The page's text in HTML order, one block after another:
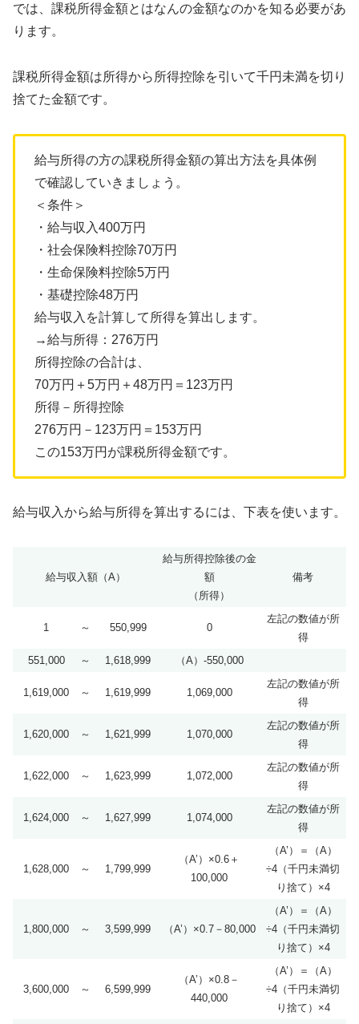
では、課税所得金額とはなんの金額なのかを知る必要があ
ります。
課税所得金額は所得から所得控除を引いて千円未満を切り
捨てた金額です。
給与所得の方の課税所得金額の算出方法を具体例
で確認していきましょう。
＜条件＞
・給与収入400万円
・社会保険料控除70万円
・生命保険料控除5万円
・基礎控除48万円
給与収入を計算して所得を算出します。
→給与所得：276万円
所得控除の合計は、
70万円＋5万円＋48万円＝123万円
所得－所得控除
276万円－123万円＝153万円
この153万円が課税所得金額です。
給与収入から給与所得を算出するには、下表を使います。
給与収入額（A）
給与所得控除後の金
額
（所得）
備考
1 ～ 550,999 0
左記の数値が所
得
551,000
～ 1,618,999 （A）-550,000
1,619,000 ～ 1,619,999 1,069,000
左記の数値が所
得
1,620,000 ～ 1,621,999 1,070,000
左記の数値が所
得
1,622,000 ～ 1,623,999 1,072,000
左記の数値が所
得
1,624,000 ～ 1,627,999 1,074,000
左記の数値が所
得
1,628,000 ～ 1,799,999
（A’）×0.6＋
100,000
（A’）＝（A）
÷4（千円未満切
り捨て）×4
1,800,000 ～ 3,599,999 （A’）×0.7－80,000
（A’）＝（A）
÷4（千円未満切
り捨て）×4
3,600,000 ～ 6,599,999
（A’）×0.8－
440,000
（A’）＝（A）
÷4（千円未満切
り捨て）×4